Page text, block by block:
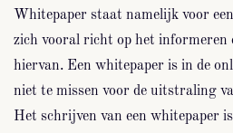
Whitepaper staat namelijk voor
zich vooral richt op het informeren
hiervan. Een whitepaper is in de
niet te missen voor de uitstraling
Het schrijven van een whitepaper